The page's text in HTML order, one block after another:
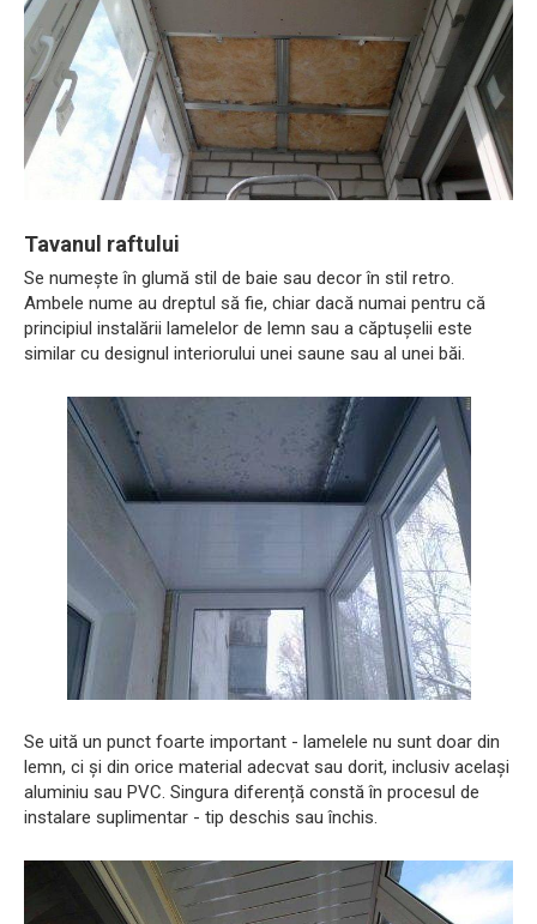
Tavanul raftului
Se numește în glumă stil de baie sau decor în stil retro.
Ambele nume au dreptul să fie, chiar dacă numai pentru că
principiul instalării lamelelor de lemn sau a căptușelii este
similar cu designul interiorului unei saune sau al unei băi.
Se uită un punct foarte important - lamelele nu sunt doar din
lemn, ci și din orice material adecvat sau dorit, inclusiv același
aluminiu sau PVC. Singura diferență constă în procesul de
instalare suplimentar - tip deschis sau închis.